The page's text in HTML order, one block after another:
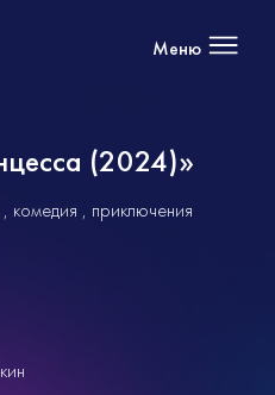
Меню
(2024)»
комедия приключения